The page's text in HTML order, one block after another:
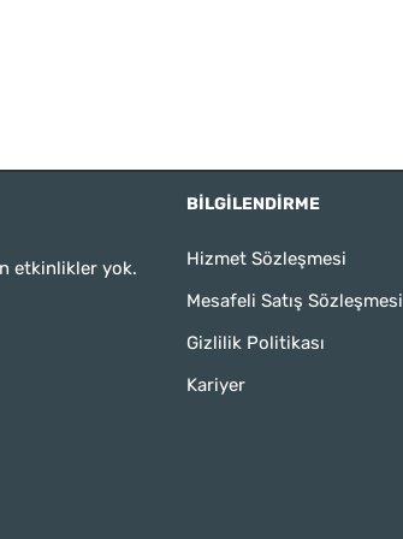
etkinlikler yok.
BILGILENDIRME
Hizmet Sözleşmesi
Mesafeli Satış Sözleşmesi
Gizlilik Politikası
Kariyer